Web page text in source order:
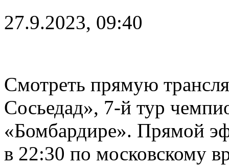
27.9.2023, 09:40
Смотреть прямую
Сосьедад», 7-й тур
«Бомбардире». Прямой
в 22:30 по московскому